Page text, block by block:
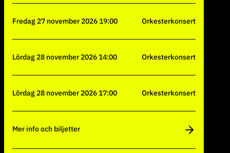
fredag 27 november 2026 19:00 Orkesterkonsert
lördag 28 november 2026 14:00 Orkesterkonsert
lördag 28 november 2026 17:00 Orkesterkonsert
Mer info och biljetter